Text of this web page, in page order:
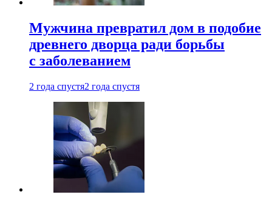
Мужчина превратил дом в подобие
древнего дворца ради борьбы
с заболеванием
2 года спустя2 года спустя